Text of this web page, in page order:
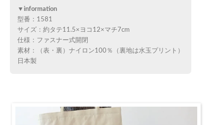
▼information
型番：1581
サイズ：約タテ11.5×ヨコ12×マチ7cm
仕様：ファスナー式開閉
素材：（表・裏）ナイロン100％（裏地は水玉プリント）
日本製